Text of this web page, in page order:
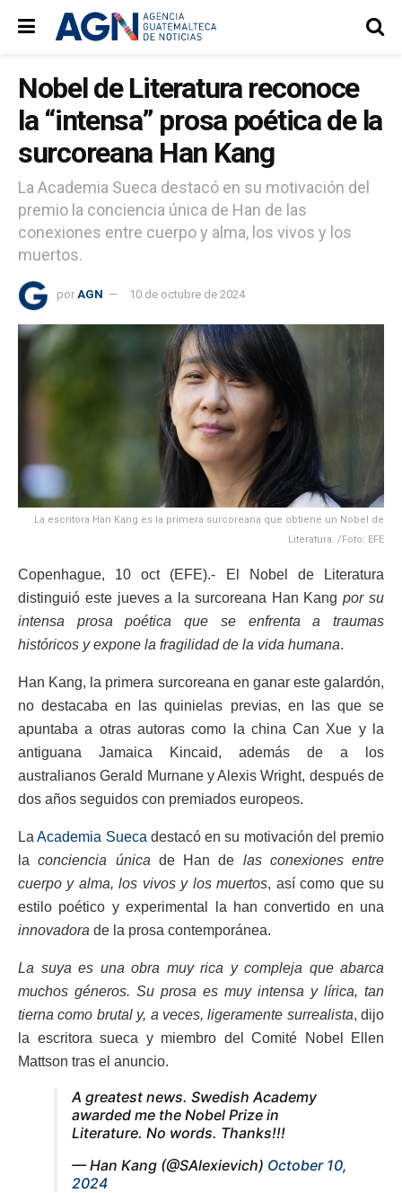
Nobel de Literatura reconoce
la “intensa” prosa poética de la
surcoreana Han Kang
La Academia Sueca destacó en su motivación del
premio la conciencia única de Han de las
conexiones entre cuerpo y alma, los vivos y los
muertos.
por AGN 10 de octubre de 2024
La escritora Han Kang es la primera surcoreana que obtiene un Nobel de
Literatura. /Foto: EFE
Copenhague, 10 oct (EFE).- El Nobel de Literatura
distinguió este jueves a la surcoreana Han Kangpor su
intensa prosa poética que se enfrenta a traumas
históricos y expone la fragilidad de la vida humana.
Han Kang, la primera surcoreana en ganar este galardón,
no destacaba en las quinielas previas, en las que se
apuntaba a otras autoras como la china Can Xue y la
antiguana Jamaica Kincaid, además de a los
australianos Gerald Murnane y Alexis Wright, después de
dos años seguidos con premiados europeos.
LaAcademia Sueca destacó en su motivación del premio
laconciencia única de Han de las conexiones entre
cuerpo y alma, los vivos y los muertos, así como que su
estilo poético y experimental la han convertido en una
innovadora de la prosa contemporánea.
La suya es una obra muy rica y compleja que abarca
muchos géneros. Su prosa es muy intensa y lírica, tan
tierna como brutal y, a veces, ligeramente surrealista, dijo
la escritora sueca y miembro del Comité Nobel Ellen
Mattson tras el anuncio.
A greatest news. Swedish Academy
awarded me the Nobel Prize in
Literature. No words. Thanks!!!
— Han Kang (@SAlexievich) October 10,
2024